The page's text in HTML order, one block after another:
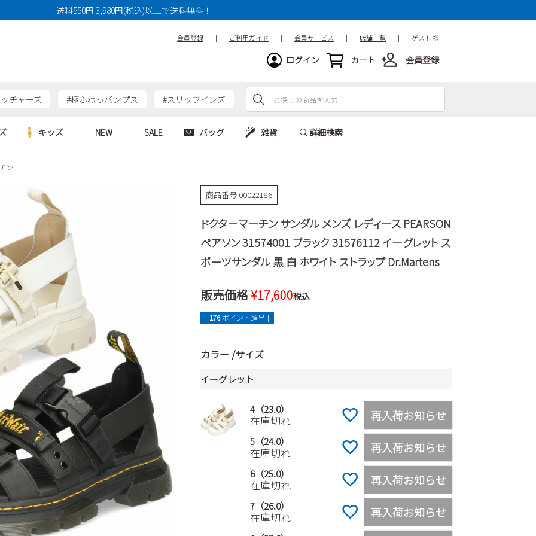
送料550円 3,980円(税込)以上で送料無料！
会員登録 | ご利用ガイド | 会員サービス | 店舗一覧 | ゲスト 様
ログイン カート 会員登録
チャーズ #極ふわっパンプス #スリップインズ
ワークシューズ
ブーツ
ウェア
キッズ NEW SALE バッグ
ーバッグ
雑貨 詳細検索
ン
商品番号 00022186
ドクターマーチン サンダル メンズ レディース PEARSON
ペアソン 31574001 ブラック 31576112 イーグレット ス
ポーツサンダル 黒 白 ホワイト ストラップ Dr.Martens
販売価格¥17,600税込
[ 176ポイント進呈 ]
カラー サイズ
イーグレット
4（23.0）
在庫切れ 再入荷お知らせ
5（24.0）
在庫切れ 再入荷お知らせ
6（25.0）
在庫切れ 再入荷お知らせ
7（26.0）
在庫切れ 再入荷お知らせ